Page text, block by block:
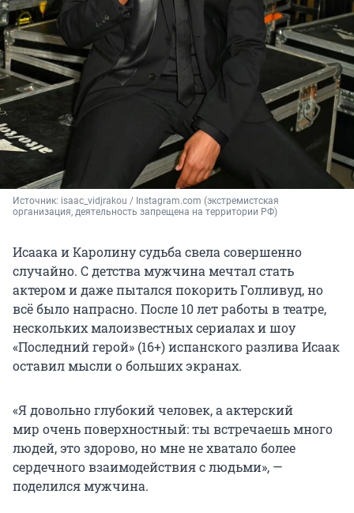
Источник: isaac_vidjrakou / Instagram.com (экстремистская
организация, деятельность запрещена на территории РФ)
Исаака и Каролину судьба свела совершенно
случайно. С детства мужчина мечтал стать
актером и даже пытался покорить Голливуд, но
всё было напрасно. После 10 лет работы в театре,
нескольких малоизвестных сериалах и шоу
«Последний герой» (16+) испанского разлива Исаак
оставил мысли о больших экранах.
«Я довольно глубокий человек, а актерский
мир очень поверхностный: ты встречаешь много
людей, это здорово, но мне не хватало более
сердечного взаимодействия с людьми», —
поделился мужчина.